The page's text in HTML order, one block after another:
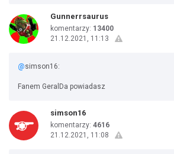
Gunnerrsaurus
komentarzy: 13400
21.12.2021, 11:13
@simson16:
Fanem GeralDa powiadasz
simson16
komentarzy: 4616
21.12.2021, 11:08